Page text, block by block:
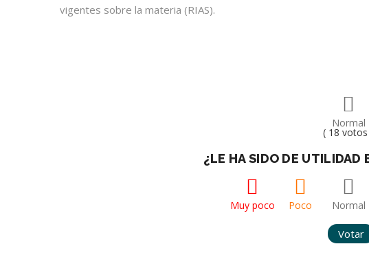
vigentes sobre la materia (RIAS).
Normal
( 18
¿LE HA SIDO DE UTILIDAD
Muy poco Poco Normal
Votar